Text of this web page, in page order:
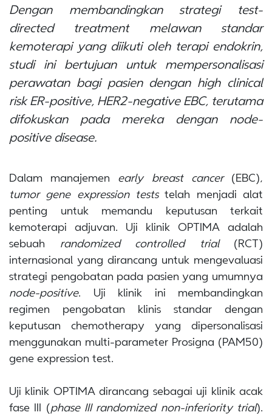
Dengan membandingkan strategi test-
directed treatmentmelawan standar
kemoterapi yang diikuti oleh terapi endokrin,
studi ini bertujuan untuk mempersonalisasi
perawatan bagi pasien dengan high clinical
risk ER-positive, HER2-negative EBC, terutama
difokuskan pada mereka dengan node-
positive disease.
Dalam manajemen early breast cancer(EBC),
tumor gene expression teststelah menjadi alat
penting untuk memandu keputusan terkait
kemoterapi adjuvan. Uji klinik OPTIMA adalah
sebuah randomized controlled trial(RCT)
internasional yang dirancang untuk mengevaluasi
strategi pengobatan pada pasien yang umumnya
node-positive. Uji klinik ini membandingkan
regimen pengobatan klinis standar dengan
keputusan chemotherapy yang dipersonalisasi
menggunakan multi-parameter Prosigna (PAM50)
gene expression test.
Uji klinik OPTIMA dirancang sebagai uji klinik acak
fase III (phase III randomized non-inferiority trial).